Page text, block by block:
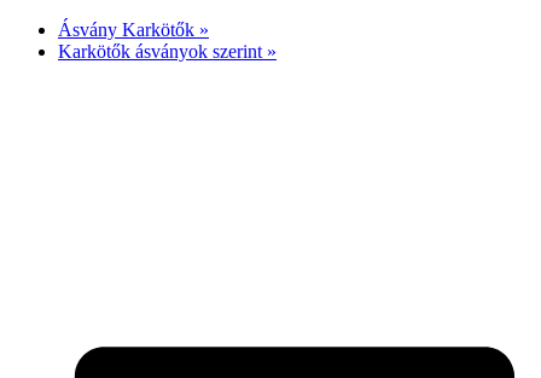
Ásvány Karkötők »
Karkötők ásványok szerint »